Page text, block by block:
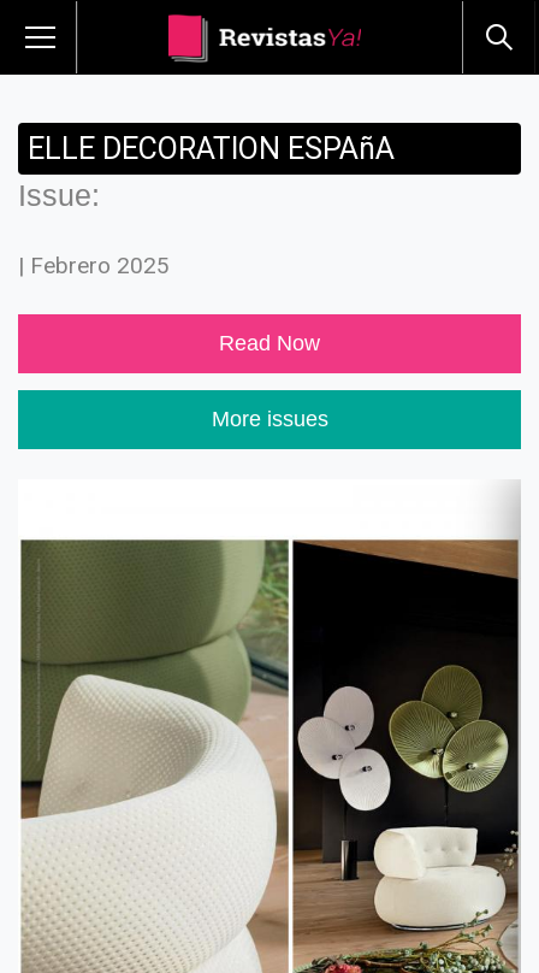
ELLE DECORATION ESPAñA
Issue:
| Febrero 2025
Read Now
More issues